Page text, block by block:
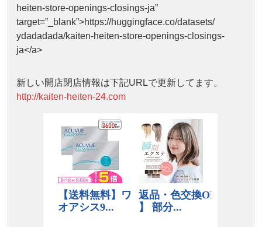
heiten-store-openings-closings-ja”
target=”_blank”>https://huggingface.co/datasets/
ydadadada/kaiten-heiten-store-openings-closings-
ja</a>
新しい開店閉店情報は下記URLで更新してます。
http://kaiten-heiten-24.com